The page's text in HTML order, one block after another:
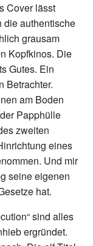
Cover lässt
die authentische
grausam
Kopfkinos. Die
Gutes. Ein
Betrachter.
am Boden
Papphülle
zweiten
eines
Und mir
seine eigenen
hat.
sind alles
ergründet.